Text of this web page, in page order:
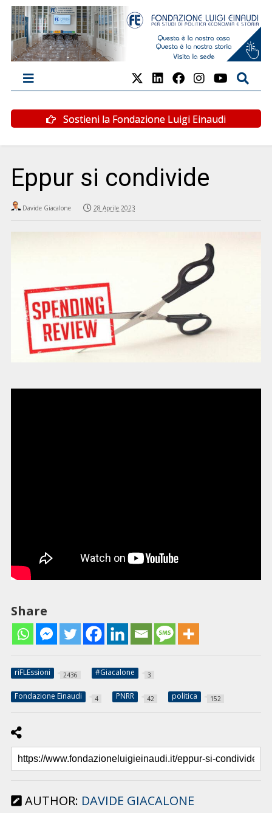
Sostieni la Fondazione Luigi Einaudi
Eppur si condivide
Davide Giacalone 28 Aprile 2023
Share
riFLEssioni 2436 #Giacalone 3
Fondazione Einaudi 4 PNRR 42 politica 152
AUTHOR: DAVIDE GIACALONE